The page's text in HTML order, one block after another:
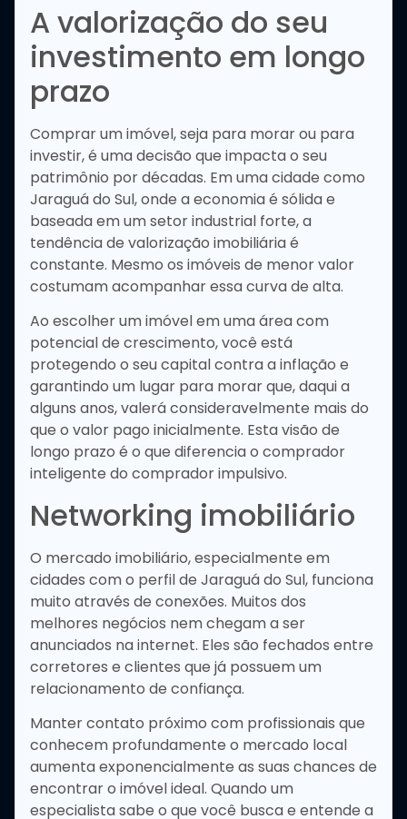
A valorização do seu
investimento em longo
prazo
Comprar um imóvel, seja para morar ou para
investir, é uma decisão que impacta o seu
patrimônio por décadas. Em uma cidade como
Jaraguá do Sul, onde a economia é sólida e
baseada em um setor industrial forte, a
tendência de valorização imobiliária é
constante. Mesmo os imóveis de menor valor
costumam acompanhar essa curva de alta.
Ao escolher um imóvel em uma área com
potencial de crescimento, você está
protegendo o seu capital contra a inflação e
garantindo um lugar para morar que, daqui a
alguns anos, valerá consideravelmente mais do
que o valor pago inicialmente. Esta visão de
longo prazo é o que diferencia o comprador
inteligente do comprador impulsivo.
Networking imobiliário
O mercado imobiliário, especialmente em
cidades com o perfil de Jaraguá do Sul, funciona
muito através de conexões. Muitos dos
melhores negócios nem chegam a ser
anunciados na internet. Eles são fechados entre
corretores e clientes que já possuem um
relacionamento de confiança.
Manter contato próximo com profissionais que
conhecem profundamente o mercado local
aumenta exponencialmente as suas chances de
encontrar o imóvel ideal. Quando um
especialista sabe o que você busca e entende a